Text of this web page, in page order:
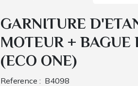
GARNITURE
MOTEUR +
(ECO ONE)
Reference : B4098